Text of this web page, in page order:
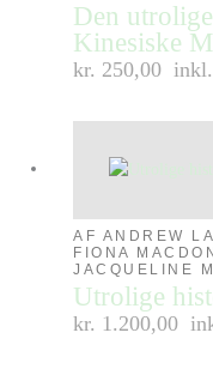
Den
Kinesiske
kr. 250,00
AF ANDREW
FIONA
JACQUELINE
Utrolige
kr. 1.200,00